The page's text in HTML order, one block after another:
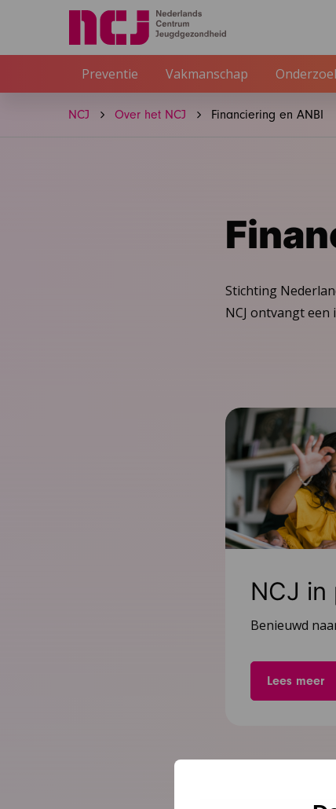
Preventie Vakmanschap
NCJ Over het NCJ Financiering en ANBI
Stichting
NCJ ontvangt een
NCJ
Benieuwd
Lees meer